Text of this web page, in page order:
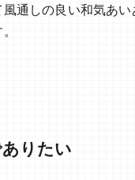
通しの良い和気あ
りたい